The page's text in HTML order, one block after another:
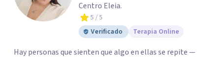
Centro Eleia.
5 / 5
Verificado
Terapia Online
Hay personas que sienten que algo en ellas se repite —